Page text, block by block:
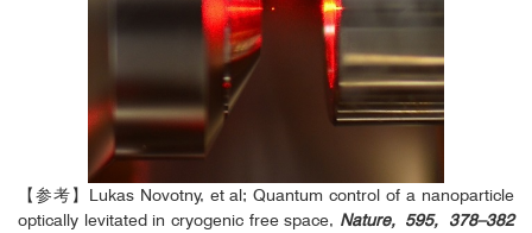
【参考】Lukas Novotny, et al; Quantum control of a nanoparticle
optically levitated in cryogenic free space, Nature, 595, 378–382